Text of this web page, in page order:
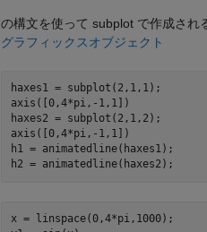
の構文を使って subplot で作成され
グラフィックスオブジェクト
haxes1 = subplot(2,1,1);
axis([0,4*pi,-1,1])
haxes2 = subplot(2,1,2);
axis([0,4*pi,-1,1])
h1 = animatedline(haxes1);
x = linspace(0,4*pi,1000);